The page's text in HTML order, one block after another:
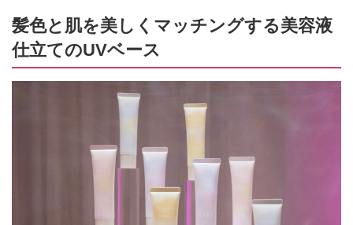
髪色と肌を美しくマッチングする美容液
仕立てのUVベース